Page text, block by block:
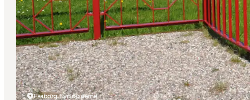
Faaborg, Fyn og øerne